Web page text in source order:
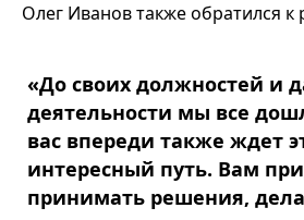
Олег Иванов также обратился к
«До своих должностей и
деятельности мы все
вас впереди также ждет
интересный путь. Вам
принимать решения,